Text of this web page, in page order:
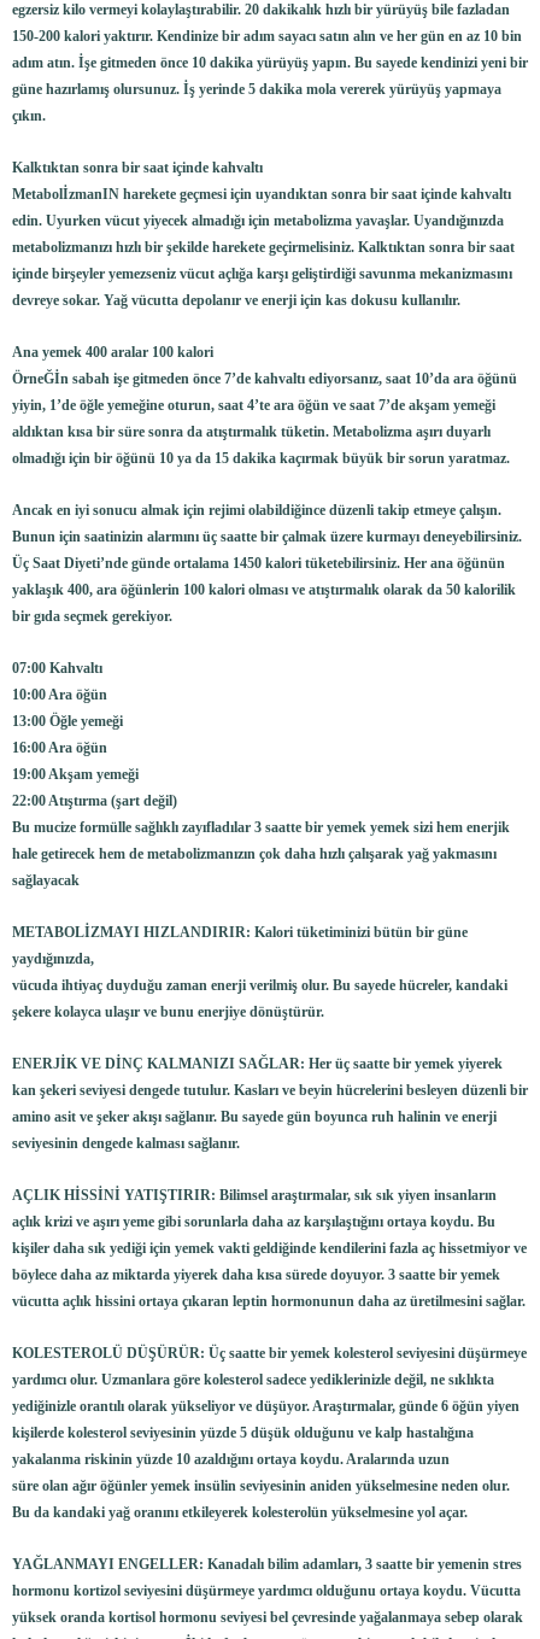
egzersiz kilo vermeyi kolaylaştırabilir. 20 dakikalık hızlı bir yürüyüş bile fazladan
150-200 kalori yaktırır. Kendinize bir adım sayacı satın alın ve her gün en az 10 bin
adım atın. İşe gitmeden önce 10 dakika yürüyüş yapın. Bu sayede kendinizi yeni bir
güne hazırlamış olursunuz. İş yerinde 5 dakika mola vererek yürüyüş yapmaya
çıkın.
Kalktıktan sonra bir saat içinde kahvaltı
MetabolİzmanIN harekete geçmesi için uyandıktan sonra bir saat içinde kahvaltı
edin. Uyurken vücut yiyecek almadığı için metabolizma yavaşlar. Uyandığınızda
metabolizmanızı hızlı bir şekilde harekete geçirmelisiniz. Kalktıktan sonra bir saat
içinde birşeyler yemezseniz vücut açlığa karşı geliştirdiği savunma mekanizmasını
devreye sokar. Yağ vücutta depolanır ve enerji için kas dokusu kullanılır.
Ana yemek 400 aralar 100 kalori
ÖrneĞİn sabah işe gitmeden önce 7’de kahvaltı ediyorsanız, saat 10’da ara öğünü
yiyin, 1’de öğle yemeğine oturun, saat 4’te ara öğün ve saat 7’de akşam yemeği
aldıktan kısa bir süre sonra da atıştırmalık tüketin. Metabolizma aşırı duyarlı
olmadığı için bir öğünü 10 ya da 15 dakika kaçırmak büyük bir sorun yaratmaz.
Ancak en iyi sonucu almak için rejimi olabildiğince düzenli takip etmeye çalışın.
Bunun için saatinizin alarmını üç saatte bir çalmak üzere kurmayı deneyebilirsiniz.
Üç Saat Diyeti’nde günde ortalama 1450 kalori tüketebilirsiniz. Her ana öğünün
yaklaşık 400, ara öğünlerin 100 kalori olması ve atıştırmalık olarak da 50 kalorilik
bir gıda seçmek gerekiyor.
07:00 Kahvaltı
10:00 Ara öğün
13:00 Öğle yemeği
16:00 Ara öğün
19:00 Akşam yemeği
22:00 Atıştırma (şart değil)
Bu mucize formülle sağlıklı zayıfladılar 3 saatte bir yemek yemek sizi hem enerjik
hale getirecek hem de metabolizmanızın çok daha hızlı çalışarak yağ yakmasını
sağlayacak
METABOLİZMAYI HIZLANDIRIR: Kalori tüketiminizi bütün bir güne
yaydığınızda,
vücuda ihtiyaç duyduğu zaman enerji verilmiş olur. Bu sayede hücreler, kandaki
şekere kolayca ulaşır ve bunu enerjiye dönüştürür.
ENERJİK VE DİNÇ KALMANIZI SAĞLAR: Her üç saatte bir yemek yiyerek
kan şekeri seviyesi dengede tutulur. Kasları ve beyin hücrelerini besleyen düzenli bir
amino asit ve şeker akışı sağlanır. Bu sayede gün boyunca ruh halinin ve enerji
seviyesinin dengede kalması sağlanır.
AÇLIK HİSSİNİ YATIŞTIRIR: Bilimsel araştırmalar, sık sık yiyen insanların
açlık krizi ve aşırı yeme gibi sorunlarla daha az karşılaştığını ortaya koydu. Bu
kişiler daha sık yediği için yemek vakti geldiğinde kendilerini fazla aç hissetmiyor ve
böylece daha az miktarda yiyerek daha kısa sürede doyuyor. 3 saatte bir yemek
vücutta açlık hissini ortaya çıkaran leptin hormonunun daha az üretilmesini sağlar.
KOLESTEROLÜ DÜŞÜRÜR: Üç saatte bir yemek kolesterol seviyesini düşürmeye
yardımcı olur. Uzmanlara göre kolesterol sadece yediklerinizle değil, ne sıklıkta
yediğinizle orantılı olarak yükseliyor ve düşüyor. Araştırmalar, günde 6 öğün yiyen
kişilerde kolesterol seviyesinin yüzde 5 düşük olduğunu ve kalp hastalığına
yakalanma riskinin yüzde 10 azaldığını ortaya koydu. Aralarında uzun
süre olan ağır öğünler yemek insülin seviyesinin aniden yükselmesine neden olur.
Bu da kandaki yağ oranını etkileyerek kolesterolün yükselmesine yol açar.
YAĞLANMAYI ENGELLER: Kanadalı bilim adamları, 3 saatte bir yemenin stres
hormonu kortizol seviyesini düşürmeye yardımcı olduğunu ortaya koydu. Vücutta
yüksek oranda kortisol hormonu seviyesi bel çevresinde yağalanmaya sebep olarak